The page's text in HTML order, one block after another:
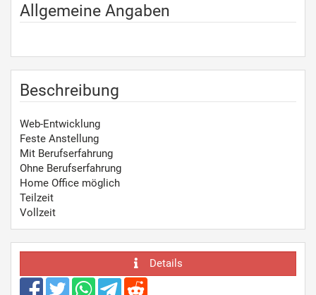
Allgemeine Angaben
Beschreibung
Web-Entwicklung
Feste Anstellung
Mit Berufserfahrung
Ohne Berufserfahrung
Home Office möglich
Teilzeit
Vollzeit
Details